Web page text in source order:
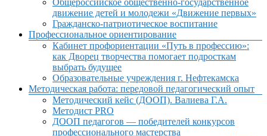
Общероссийское общественно-государственное
движение детей и молодежи «Движение первых»
Гражданско-патриотическое воспитание
Профессиональное ориентирование
Кабинет профориентации «Путь в профессию»:
как Дворец творчества помогает подросткам
выбрать будущее
Образовательные учреждения г. Нефтекамска
Методическая работа: передовой педагогический опыт
Методический кейс (ДООП). Валиева Г.А.
Методист PRO
ДООП педагогов — победителей конкурсов
профессионального мастерства